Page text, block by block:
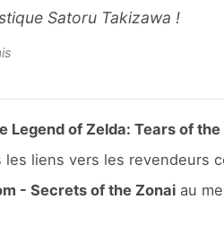
Satoru Takizawa !
Legend of Zelda: Tears of
liens vers les revendeurs
- Secrets of the Zonaiau